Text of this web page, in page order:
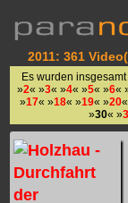
2011: 361
Es wurden
»2« »3« »4« »5« »6«
»17« »18« »19« »20
»30« »